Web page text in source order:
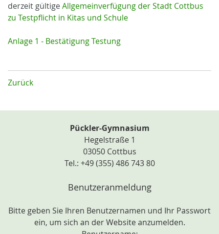
derzeit gültigeAllgemeinverfügung der Stadt Cottbus
zu Testpflicht in Kitas und Schule
Anlage 1 - Bestätigung Testung
Zurück
Pückler-Gymnasium
Hegelstraße 1
03050 Cottbus
Tel.: +49 (355) 486 743 80
Benutzeranmeldung
Bitte geben Sie Ihren Benutzernamen und Ihr Passwort
ein, um sich an der Website anzumelden.